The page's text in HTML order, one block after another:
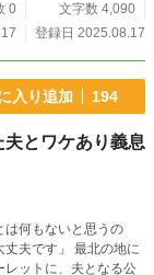
0
文字数 4,090
登録日 2025.08.17
入り追加 194
とワケあり義息
は何もないと思うの
最北の地に
レットに、夫となる公